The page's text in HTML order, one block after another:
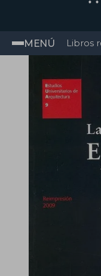
MENÚ Libros